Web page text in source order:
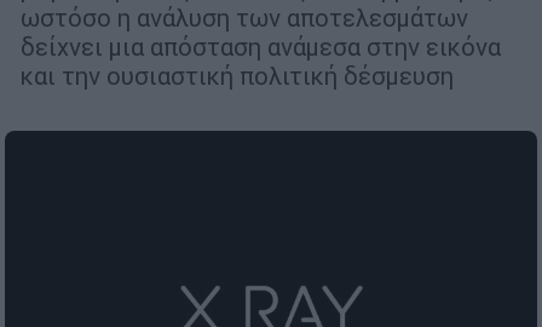
ωστόσο η ανάλυση των αποτελεσμάτων
δείχνει μια απόσταση ανάμεσα στην εικόνα
και την ουσιαστική πολιτική δέσμευση